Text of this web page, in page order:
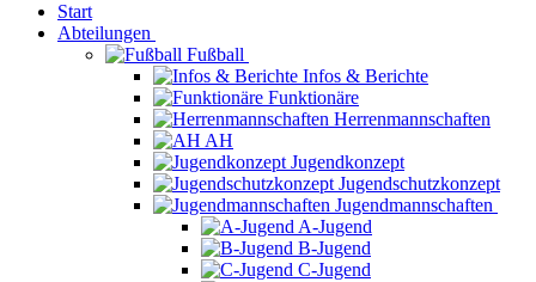
Start
Abteilungen
Fußball
Infos & Berichte
Funktionäre
Herrenmannschaften
AH
Jugendkonzept
Jugendschutzkonzept
Jugendmannschaften
A-Jugend
B-Jugend
C-Jugend